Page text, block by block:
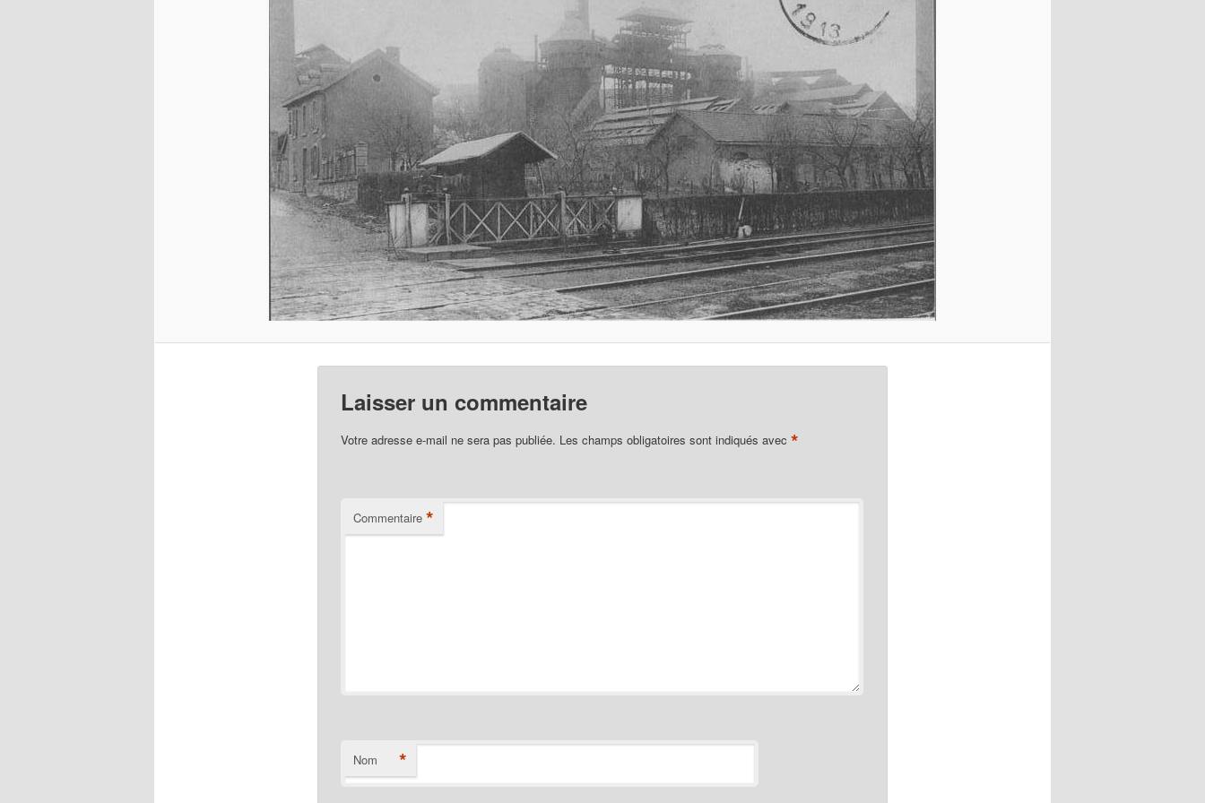
Laisser un commentaire
Votre adresse e-mail ne sera pas publiée. Les champs obligatoires sont indiqués avec *
Commentaire *
Nom *